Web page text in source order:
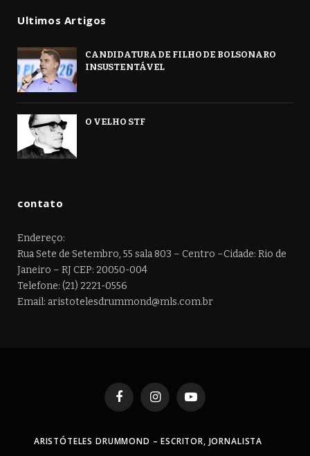
Ultimos Artigos
CANDIDATURA DE FILHO DE BOLSONARO
INSUSTENTÁVEL
O VELHO STF
contato
Endereço:
Rua Sete de Setembro, 55 sala 803 – Centro –Cidade: Rio de
Janeiro – RJ CEP: 20050-004
Telefone: (21) 2221-0556
Email: aristotelesdrummond@mls.com.br
FacebookInstagramYouTube
ARISTÓTELES DRUMMOND – ESCRITOR, JORNALISTA